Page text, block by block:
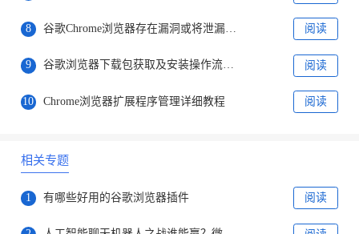
8 阅读
9 谷歌浏览器下载包获取及安装操作流程详解 阅读
10 Chrome浏览器扩展程序管理详细教程 阅读
相关专题
1 有哪些好用的谷歌浏览器插件 阅读